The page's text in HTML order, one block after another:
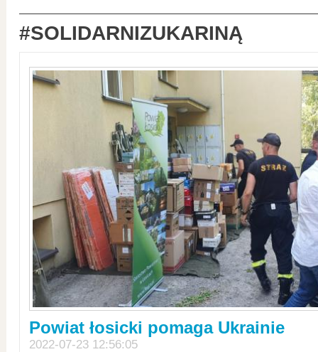
#SOLIDARNIZUKARINĄ
Powiat łosicki pomaga Ukrainie
2022-07-23 12:56:05